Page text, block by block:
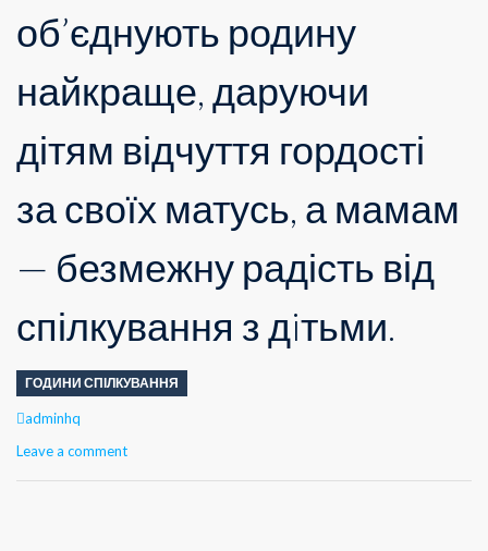
об’єднують родину
найкраще, даруючи
дітям відчуття гордості
за своїх матусь, а мамам
— безмежну радість від
спілкування з дiтьми.
ГОДИНИ СПІЛКУВАННЯ
Author
adminhq
Leave a comment